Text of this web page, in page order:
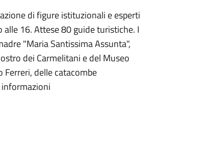
di figure istituzionali e esperti
16. Attese 80 guide turistiche. I
"Maria Santissima Assunta",
dei Carmelitani e del Museo
Ferreri, delle catacombe
informazioni